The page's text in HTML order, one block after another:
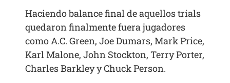
Haciendo balance final de aquellos trials
quedaron finalmente fuera jugadores
como A.C. Green, Joe Dumars, Mark Price,
Karl Malone, John Stockton, Terry Porter,
Charles Barkley y Chuck Person.